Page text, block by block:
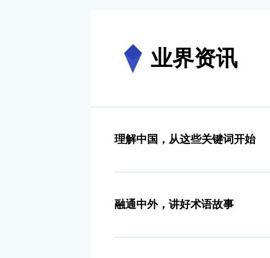
业界资讯
理解中国，从这些关键词开始
融通中外，讲好术语故事